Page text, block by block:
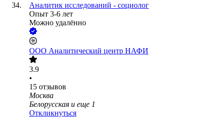
Аналитик исследований - социолог
Опыт 3-6 лет
Можно удалённо
ООО Аналитический центр НАФИ
3.9
•
15 отзывов
Москва
Белорусская и еще 1
Откликнуться